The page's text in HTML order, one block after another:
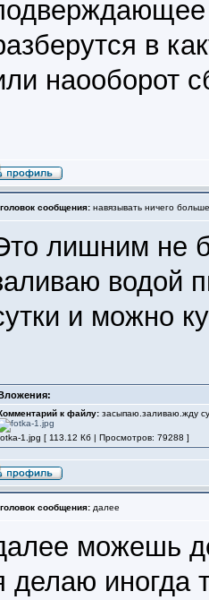
в
наооборот
сообщения: навязывать ничего
лишним не
водой
и можно
к файлу: засыпаю.заливаю.жду
1.jpg [ 113.12 Кб | Просмотров: 79288 ]
сообщения: далее
можешь
делаю иногда